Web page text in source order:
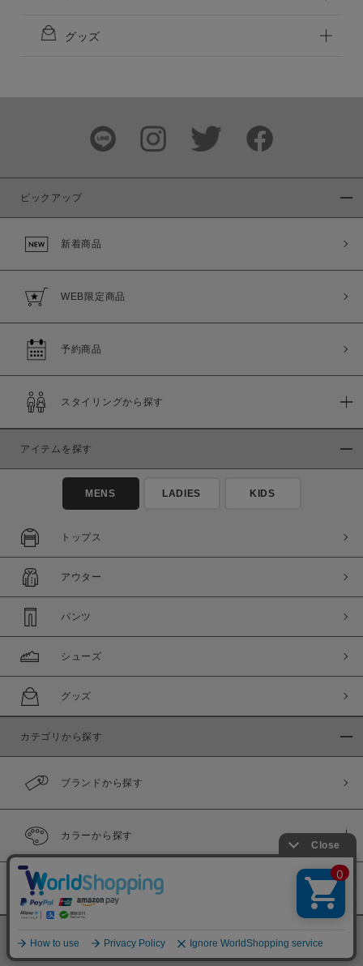
グッズ
ピックアップ
新着商品
WEB限定商品
予約商品
スタイリングから探す
アイテムを探す
MENS LADIES KIDS
トップス
アウター
パンツ
シューズ
グッズ
カテゴリから探す
ブランドから探す
カラーから探す
履き比べ可能商品
©BINGOYA Co,.Ltd.